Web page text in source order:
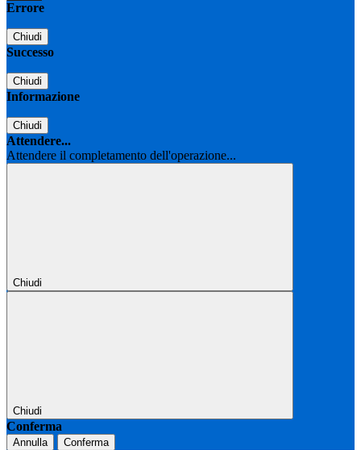
Errore
Chiudi
Successo
Chiudi
Informazione
Chiudi
Attendere...
Attendere il completamento dell'operazione...
Chiudi
Chiudi
Conferma
Annulla Conferma